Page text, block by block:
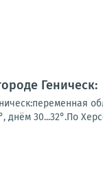
Геническ:
днём 30...32°.По